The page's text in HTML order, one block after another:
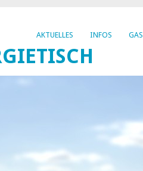
AKTUELLES INFOS GAS